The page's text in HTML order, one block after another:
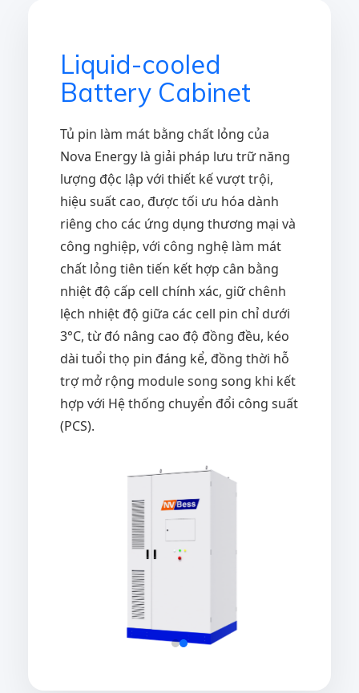
Liquid-cooled
Battery Cabinet
Tủ pin làm mát bằng chất lỏng của
Nova Energy là giải pháp lưu trữ năng
lượng độc lập với thiết kế vượt trội,
hiệu suất cao, được tối ưu hóa dành
riêng cho các ứng dụng thương mại và
công nghiệp, với công nghệ làm mát
chất lỏng tiên tiến kết hợp cân bằng
nhiệt độ cấp cell chính xác, giữ chênh
lệch nhiệt độ giữa các cell pin chỉ dưới
3°C, từ đó nâng cao độ đồng đều, kéo
dài tuổi thọ pin đáng kể, đồng thời hỗ
trợ mở rộng module song song khi kết
hợp với Hệ thống chuyển đổi công suất
(PCS).